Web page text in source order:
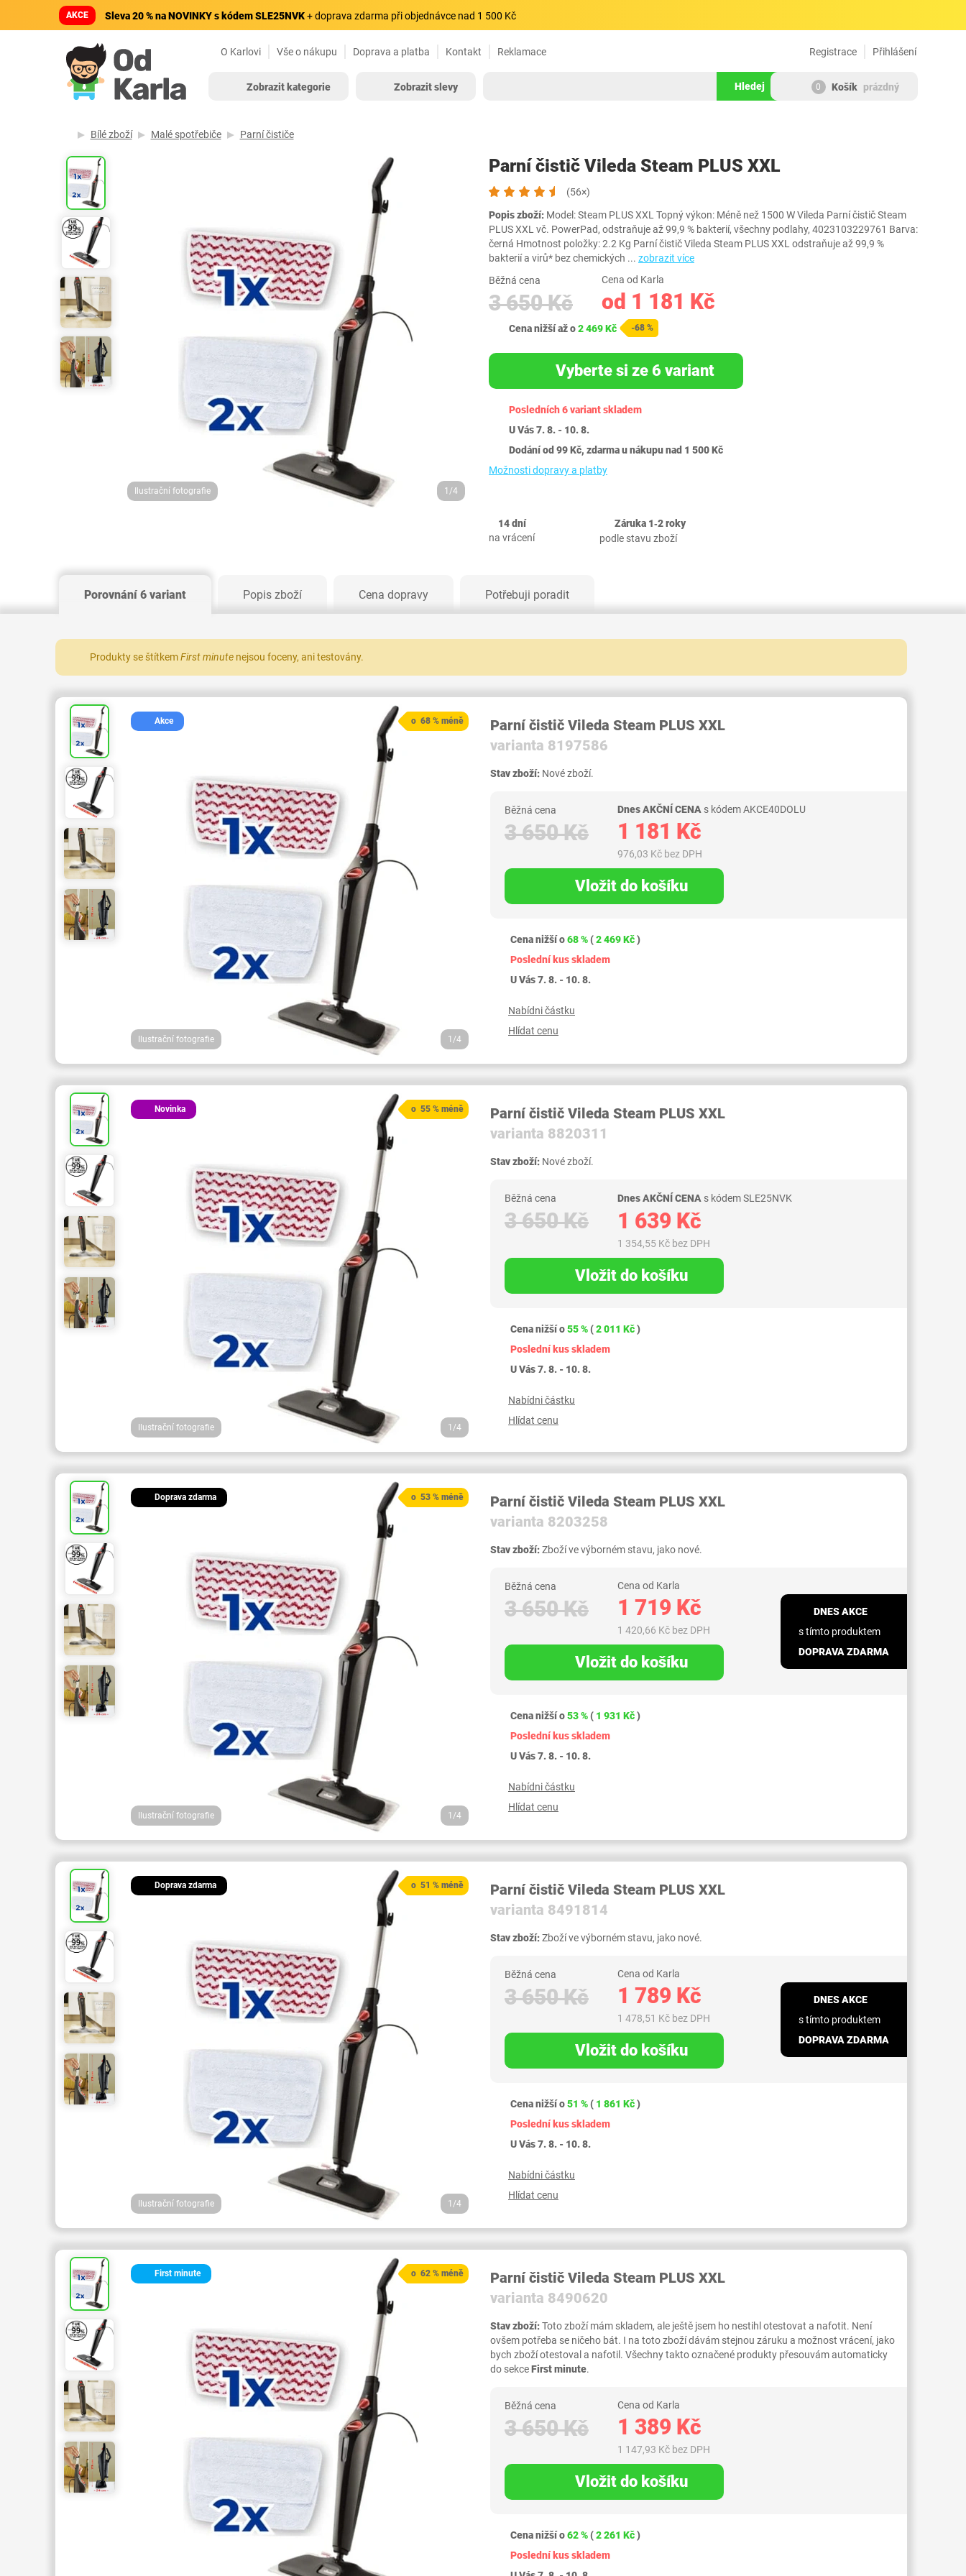
AKCE Sleva 20 % na NOVINKY s kódem SLE25NVK+ doprava zdarma při objednávce nad 1 500 Kč
O Karlovi Vše o nákupu Doprava a platba Kontakt Reklamace Přihlášení
Registrace
Zobrazit kategorie Zobrazit slevy Hledej 0 Košík prázdný
Bílé zboží Malé spotřebiče Parní čističe
Ilustrační fotografie 1/4
Parní čistič Vileda Steam PLUS XXL
(56×)
Popis zboží: Model: Steam PLUS XXL Topný výkon: Méně než 1500 W Vileda Parní čistič Steam
PLUS XXL vč. PowerPad, odstraňuje až 99,9 % bakterií, všechny podlahy, 4023103229761 Barva:
černá Hmotnost položky: 2.2 Kg Parní čistič Vileda Steam PLUS XXL odstraňuje až 99,9 %
bakterií a virů* bez chemických ... zobrazit více
Běžná cena
3 650 Kč
Cena od Karla
od 1 181 Kč
Cena nižší až o2 469 Kč -68 %
Vyberte si ze 6 variant
Posledních 6 variant skladem
U Vás 7. 8. - 10. 8.
Dodání od 99 Kč, zdarma u nákupu nad 1 500 Kč
Možnosti dopravy a platby
14 dní
na vrácení
Záruka 1‐2 roky
podle stavu zboží
Porovnání 6 variant Popis zboží Cena dopravy Potřebuji poradit
Produkty se štítkemFirst minute nejsou foceny, ani testovány.
Akce
Ilustrační fotografie 1/4
o 68 % méně
Parní čistič Vileda Steam PLUS XXL
varianta 8197586
Stav zboží: Nové zboží.
Běžná cena
3 650 Kč
Dnes AKČNÍ CENA s kódem AKCE40DOLU
1 181 Kč
976,03 Kč bez DPH
Vložit do košíku
Cena nižší o68 % (2 469 Kč)
Poslední kus skladem
U Vás 7. 8. - 10. 8.
Nabídni částku
Hlídat cenu
Novinka
Ilustrační fotografie 1/4
o 55 % méně
Parní čistič Vileda Steam PLUS XXL
varianta 8820311
Stav zboží: Nové zboží.
Běžná cena
3 650 Kč
Dnes AKČNÍ CENA s kódem SLE25NVK
1 639 Kč
1 354,55 Kč bez DPH
Vložit do košíku
Cena nižší o55 % (2 011 Kč)
Poslední kus skladem
U Vás 7. 8. - 10. 8.
Nabídni částku
Hlídat cenu
Doprava zdarma
Ilustrační fotografie 1/4
o 53 % méně
Parní čistič Vileda Steam PLUS XXL
varianta 8203258
Stav zboží:Zboží ve výborném stavu, jako nové.
Běžná cena
3 650 Kč
Cena od Karla
1 719 Kč
1 420,66 Kč bez DPH
DNES AKCE
s tímto produktem
DOPRAVA ZDARMA
Vložit do košíku
Cena nižší o53 % ( 1 931 Kč)
Poslední kus skladem
U Vás 7. 8. - 10. 8.
Nabídni částku
Hlídat cenu
Doprava zdarma
Ilustrační fotografie 1/4
o 51 % méně
Parní čistič Vileda Steam PLUS XXL
varianta 8491814
Stav zboží:Zboží ve výborném stavu, jako nové.
Běžná cena
3 650 Kč
Cena od Karla
1 789 Kč
1 478,51 Kč bez DPH
DNES AKCE
s tímto produktem
DOPRAVA ZDARMA
Vložit do košíku
Cena nižší o51 % ( 1 861 Kč)
Poslední kus skladem
U Vás 7. 8. - 10. 8.
Nabídni částku
Hlídat cenu
First minute o 62 % méně
Parní čistič Vileda Steam PLUS XXL
varianta 8490620
Stav zboží:Toto zboží mám skladem, ale ještě jsem ho nestihl otestovat a nafotit. Není
ovšem potřeba se ničeho bát. I na toto zboží dávám stejnou záruku a možnost vrácení, jako
bych zboží otestoval a nafotil. Všechny takto označené produkty přesouvám automaticky
do sekceFirst minute.
Běžná cena
3 650 Kč
Cena od Karla
1 389 Kč
1 147,93 Kč bez DPH
Vložit do košíku
Cena nižší o62 % (2 261 Kč)
Poslední kus skladem